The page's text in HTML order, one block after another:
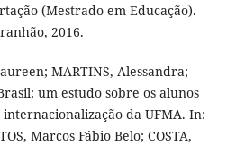
(Mestrado em Educação).
2016.
MARTINS, Alessandra;
um estudo sobre os alunos
da UFMA. In:
Marcos Fábio Belo; COSTA,